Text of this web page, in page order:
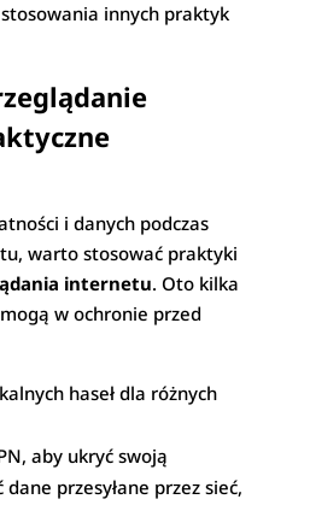
innych praktyk
i danych podczas
warto stosować praktyki
internetu. Oto kilka
w ochronie przed
haseł dla różnych
aby ukryć swoją
przesyłane przez sieć,